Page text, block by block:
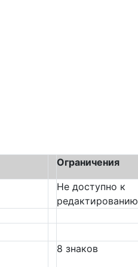
Ограничения
Не доступно к
редактированию
8 знаков